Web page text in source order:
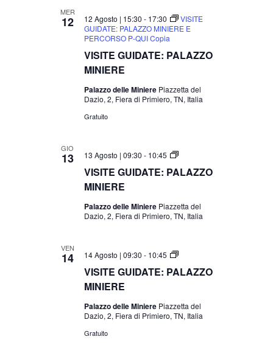
MER
12
VISITE GUIDATE: PALAZZO
MINIERE
12 Agosto | 15:30 - 17:30
VISITE
GUIDATE: PALAZZO MINIERE E
PERCORSO P-QUI Copia
Palazzo delle Miniere Piazzetta del
Dazio, 2, Fiera di Primiero, TN, Italia
Gratuito
GIO
13
VISITE GUIDATE: PALAZZO
MINIERE
13 Agosto | 09:30 - 10:45
VISITE
PALAZZO
PERCORSO
P-
QUI
Palazzo delle Miniere Piazzetta del
Dazio, 2, Fiera di Primiero, TN, Italia
VEN
14
VISITE GUIDATE: PALAZZO
MINIERE
14 Agosto | 09:30 - 10:45
VISITE
PALAZZO
Palazzo delle Miniere Piazzetta del
Dazio, 2, Fiera di Primiero, TN, Italia
Gratuito